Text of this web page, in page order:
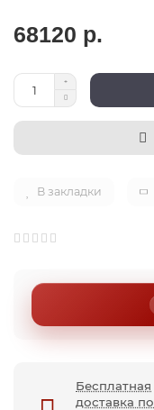
68120 р.
В закладки
Бесплатная
доставка по